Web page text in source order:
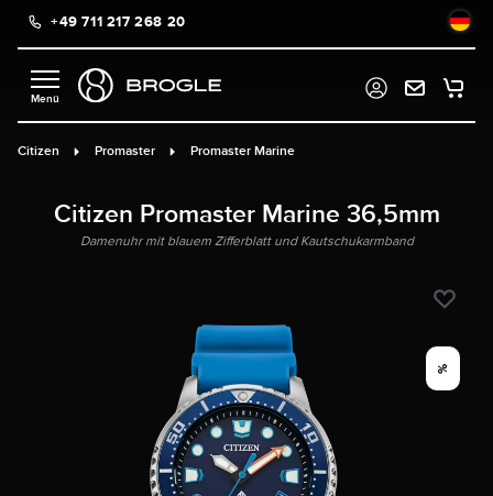
springen
+49 711 217 268 20
Citizen Promaster Promaster Marine
Citizen Promaster Marine 36,5mm
Damenuhr mit blauem Zifferblatt und Kautschukarmband
%